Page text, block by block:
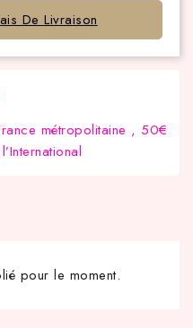
De Livraison
métropolitaine , 50€
pour le moment.